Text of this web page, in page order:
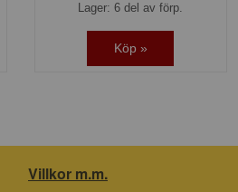
Lager: 6 del av förp.
Köp »
Villkor m.m.